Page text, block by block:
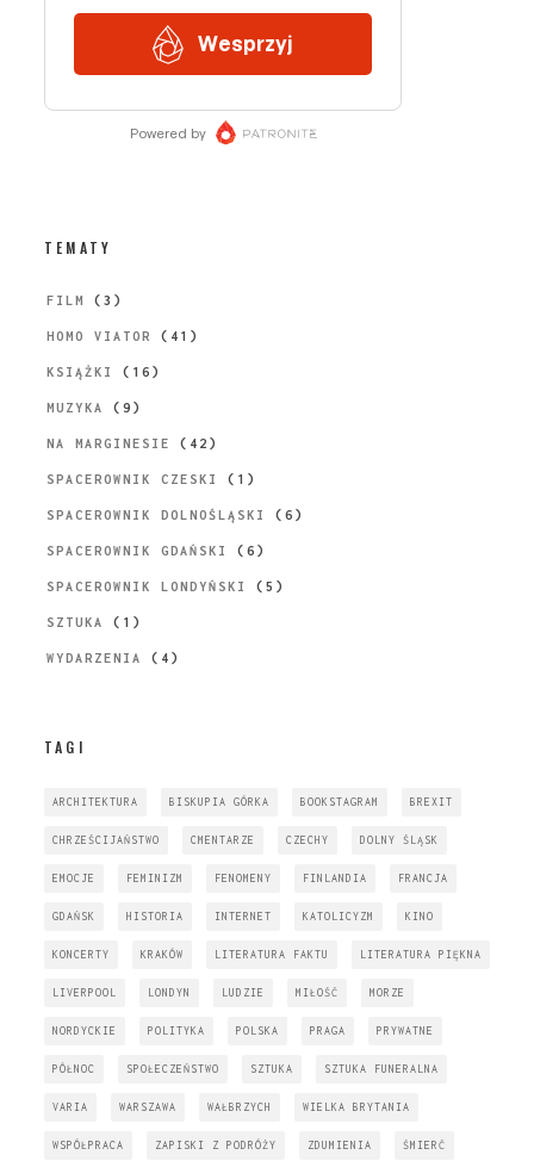
TEMATY
FILM (3)
HOMO VIATOR (41)
KSIĄŻKI (16)
MUZYKA (9)
NA MARGINESIE (42)
SPACEROWNIK CZESKI (1)
SPACEROWNIK DOLNOŚLĄSKI (6)
SPACEROWNIK GDAŃSKI (6)
SPACEROWNIK LONDYŃSKI (5)
SZTUKA (1)
WYDARZENIA (4)
TAGI
ARCHITEKTURA BISKUPIA GÓRKA BOOKSTAGRAM BREXIT
CHRZEŚCIJAŃSTWO CMENTARZE CZECHY DOLNY ŚLĄSK
EMOCJE FEMINIZM FENOMENY FINLANDIA FRANCJA
GDAŃSK HISTORIA INTERNET KATOLICYZM KINO
KONCERTY KRAKÓW LITERATURA FAKTU LITERATURA PIĘKNA
LIVERPOOL LONDYN LUDZIE MIŁOŚĆ MORZE
NORDYCKIE POLITYKA POLSKA PRAGA PRYWATNE
PÓŁNOC SPOŁECZEŃSTWO SZTUKA SZTUKA FUNERALNA
VARIA WARSZAWA WAŁBRZYCH WIELKA BRYTANIA
WSPÓŁPRACA ZAPISKI Z PODRÓŻY ZDUMIENIA ŚMIERĆ